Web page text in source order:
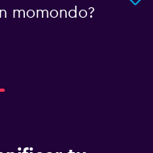
momondo?